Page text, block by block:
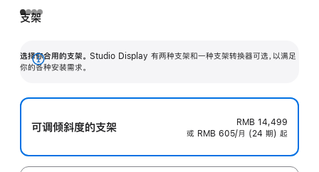
支架
选择你合用的支架。 Studio Display 有两种支架和一种支架转换器可选，以满足
你的各种安装需求。
展
可调倾斜度的支架
RMB 14,499
或 RMB 605/月 (24 期) 起